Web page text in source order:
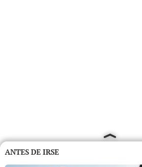
ANTES DE IRSE